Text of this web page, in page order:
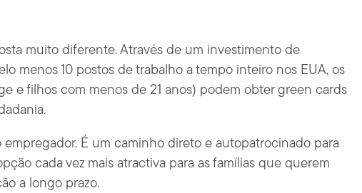
muito diferente. Através de um investimento de
menos 10 postos de trabalho a tempo inteiro nos EUA, os
e filhos com menos de 21 anos) podem obter green cards
É um caminho direto e autopatrocinado para
cada vez mais atractiva para as famílias que querem
a longo prazo.